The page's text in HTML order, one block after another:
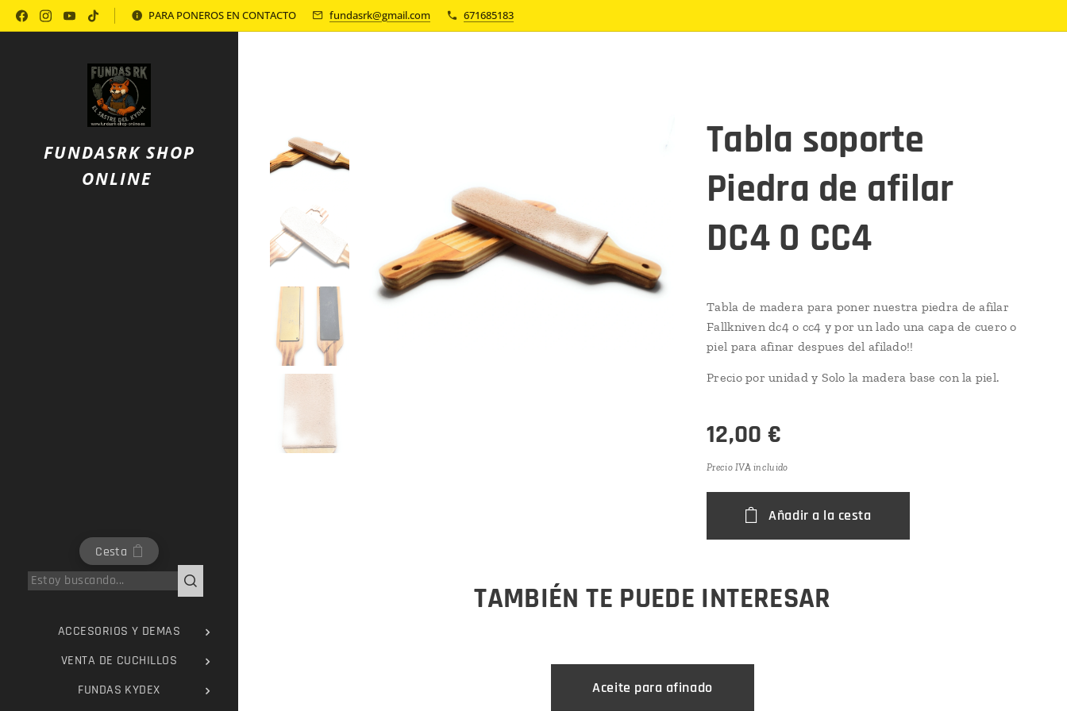
Política de Privacidad PARA PONEROS EN CONTACTO fundasrk@gmail.com 671685183
FUNDASRK SHOP
ONLINE
Cesta
ACCESORIOS Y DEMAS
VENTA DE CUCHILLOS
FUNDAS KYDEX
Tabla soporte
Piedra de afilar
DC4 O CC4
Tabla de madera para poner nuestra piedra de afilar
Fallkniven dc4 o cc4 y por un lado una capa de cuero o
piel para afinar despues del afilado!!
Precio por unidad y Solo la madera base con la piel.
12,00 €
Precio IVA incluido
Añadir a la cesta
TAMBIÉN TE PUEDE INTERESAR
Aceite para afinado